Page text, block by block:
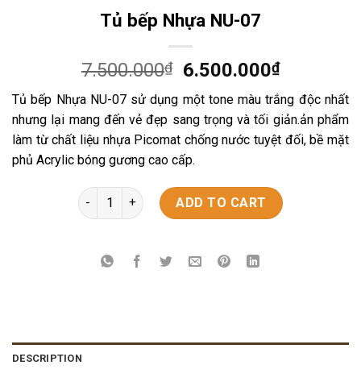
Tủ bếp Nhựa NU-07
7.500.000₫ 6.500.000₫
Tủ bếp Nhựa NU-07 sử dụng một tone màu trắng độc nhất
nhưng lại mang đến vẻ đẹp sang trọng và tối giản.ản phẩm
làm từ chất liệu nhựa Picomat chống nước tuyệt đối, bề mặt
phủ Acrylic bóng gương cao cấp.
Tủ bếp Nhựa NU-07 quantity
ADD TO CART
DESCRIPTION